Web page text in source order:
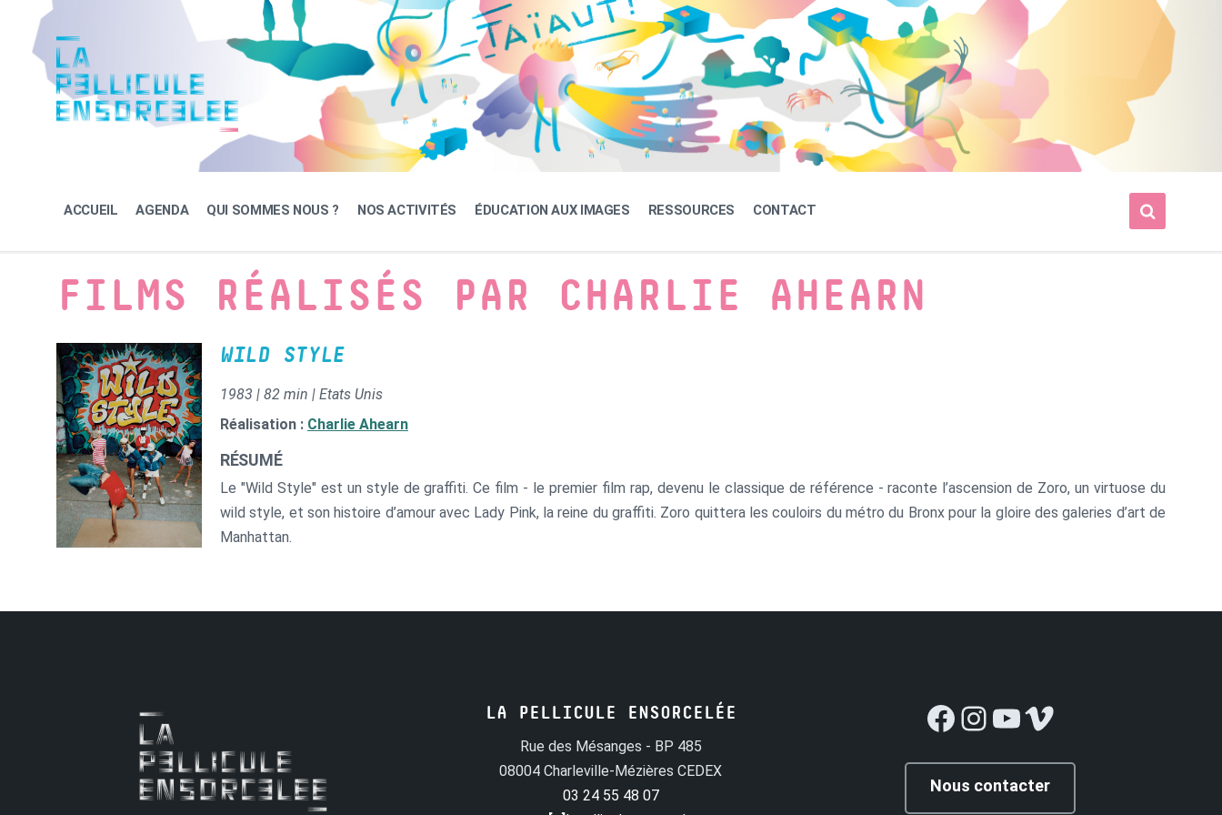
content
navigation
footer
ACCUEIL AGENDA QUI SOMMES NOUS ? NOS ACTIVITÉS ÉDUCATION AUX IMAGES RESSOURCES CONTACT
FILMS RÉALISÉS PAR CHARLIE AHEARN
WILD STYLE
1983 | 82 min | Etats Unis
Réalisation : Charlie Ahearn
RÉSUMÉ
Le "Wild Style" est un style de graffiti. Ce film - le premier film rap, devenu le classique de référence - raconte l’ascension de Zoro, un virtuose du
wild style, et son histoire d’amour avec Lady Pink, la reine du graffiti. Zoro quittera les couloirs du métro du Bronx pour la gloire des galeries d’art de
Manhattan.
LA PELLICULE ENSORCELÉE
Rue des Mésanges - BP 485
08004 Charleville-Mézières CEDEX
03 24 55 48 07
Facebook
Instagram
YouTube
Vimeo
Nous contacter